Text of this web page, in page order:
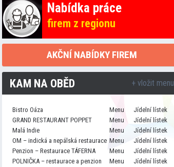
Nabídka práce
firem z regionu
AKČNÍ NABÍDKY FIREM
KAM NA OBĚD + vložit menu
Bistro Oáza Menu
Jídelní lístek
GRAND RESTAURANT POPPET
Menu
Jídelní lístek
Malá Indie
Menu
Jídelní lístek
OM – indická a nepálská restaurace Menu
Jídelní lístek
Penzion – Restaurace TÁFERNA
Menu
Jídelní lístek
POLNIČKA – restaurace a penzion
Menu
Jídelní lístek